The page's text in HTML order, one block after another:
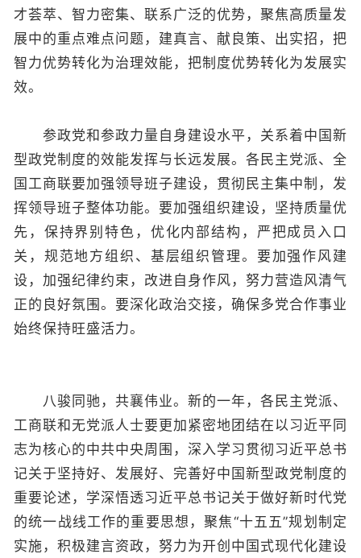
才荟萃、智力密集、联系广泛的优势，聚焦高质量发
展中的重点难点问题，建真言、献良策、出实招，把
智力优势转化为治理效能，把制度优势转化为发展实
效。
参政党和参政力量自身建设水平，关系着中国新
型政党制度的效能发挥与长远发展。各民主党派、全
国工商联要加强领导班子建设，贯彻民主集中制，发
挥领导班子整体功能。要加强组织建设，坚持质量优
先，保持界别特色，优化内部结构，严把成员入口
关，规范地方组织、基层组织管理。要加强作风建
设，加强纪律约束，改进自身作风，努力营造风清气
正的良好氛围。要深化政治交接，确保多党合作事业
始终保持旺盛活力。
八骏同驰，共襄伟业。新的一年，各民主党派、
工商联和无党派人士要更加紧密地团结在以习近平同
志为核心的中共中央周围，深入学习贯彻习近平总书
记关于坚持好、发展好、完善好中国新型政党制度的
重要论述，学深悟透习近平总书记关于做好新时代党
的统一战线工作的重要思想，聚焦“十五五”规划制定
实施，积极建言资政，努力为开创中国式现代化建设